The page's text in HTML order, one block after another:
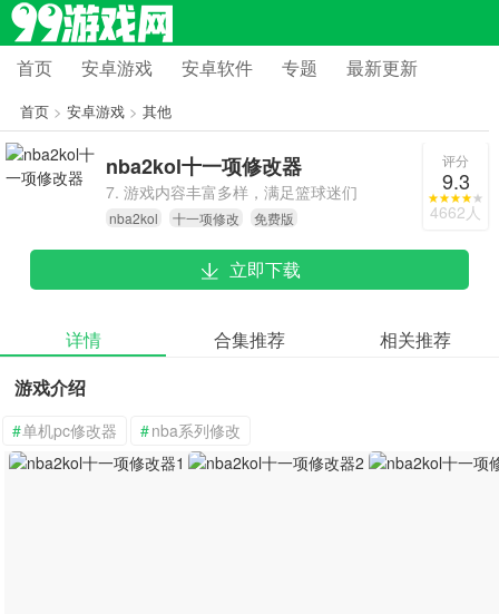
首页 安卓游戏 安卓软件 专题 最新更新
首页> 安卓游戏> 其他
nba2kol十一项修改器
7. 游戏内容丰富多样，满足篮球迷们
的各种需求。
nba2kol 十一项修改 免费版
评分
9.3
4662人
立即下载
详情 合集推荐
相关推荐
游戏介绍
#单机pc修改器 #nba系列修改